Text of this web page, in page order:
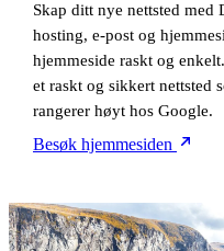
Skap ditt nye nettsted med
hosting, e-post og
hjemmeside raskt og
et raskt og sikkert nettsted
rangerer høyt hos Google.
Besøk hjemmesiden